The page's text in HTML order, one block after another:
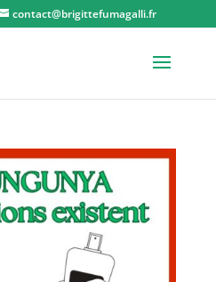
contact@brigittefumagalli.fr